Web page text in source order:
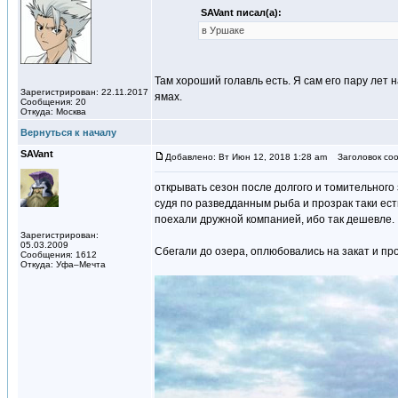
Зарегистрирован: 22.11.2017
Сообщения: 20
Откуда: Москва
SAVant писал(а):
в Уршаке
Там хороший голавль есть. Я сам его пару лет
ямах.
Вернуться к началу
SAVant
Зарегистрирован:
05.03.2009
Сообщения: 1612
Откуда: Уфа–Мечта
Добавлено: Вт Июн 12, 2018 1:28 am Заголовок
открывать сезон после долгого и
судя по разведданным рыба и прозрак таки
поехали дружной компанией, ибо так дешевле.
Сбегали до озера, оплюбовались на закат и